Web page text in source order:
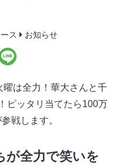
ス お知らせ
は全力！華大さんと千
ピッタリ当てたら100万
戦します。
が全力で笑いを